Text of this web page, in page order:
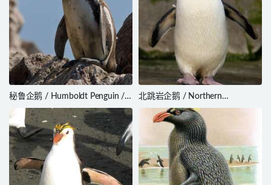
秘鲁企鹅 / Humboldt Penguin /
Spheniscus humboldti
北跳岩企鹅 / Northern
Rockhopper Penguin / Eudyptes
moseleyi